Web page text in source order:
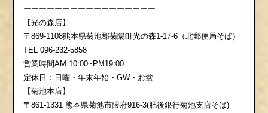
ーーーーーーーーーーーーーーーーー
【光の森店】
〒869-1108熊本県菊池郡菊陽町光の森1-17-6（北郵便局そば）
TEL 096-232-5858
営業時間AM 10:00~PM19:00
定休日：日曜・年末年始・GW・お盆
【菊池本店】
〒861-1331 熊本県菊池市隈府916-3(肥後銀行菊池支店そば)